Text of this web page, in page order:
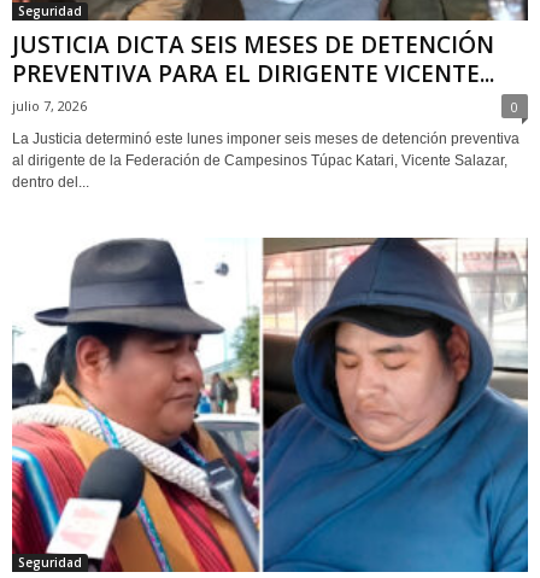
Seguridad
JUSTICIA DICTA SEIS MESES DE DETENCIÓN
PREVENTIVA PARA EL DIRIGENTE VICENTE...
julio 7, 2026 0
La Justicia determinó este lunes imponer seis meses de detención preventiva
al dirigente de la Federación de Campesinos Túpac Katari, Vicente Salazar,
dentro del...
Seguridad